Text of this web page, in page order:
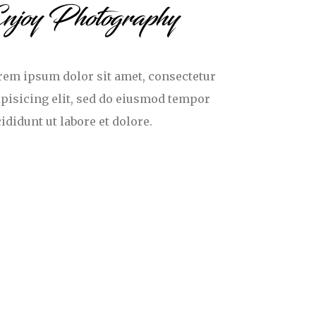
Photography
ipsum dolor sit amet, consectetur
elit, sed do eiusmod tempor
ut labore et dolore.